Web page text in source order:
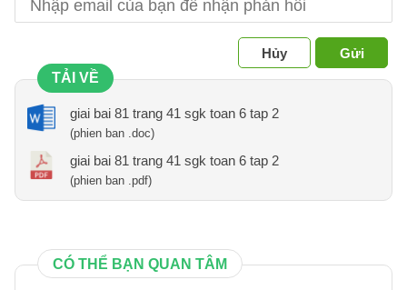
Hủy
Gửi
TẢI VỀ
giai bai 81 trang 41 sgk toan 6 tap 2
(phien ban .doc)
giai bai 81 trang 41 sgk toan 6 tap 2
(phien ban .pdf)
CÓ THỂ BẠN QUAN TÂM